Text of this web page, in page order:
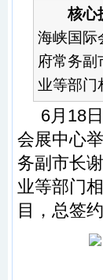
核心
海峡国际
府常务副
业等部门
6月18日
会展中心
务副市长
业等部门
目，总签